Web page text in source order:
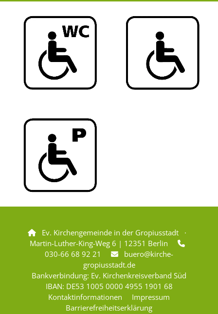

Ev. Kirchengemeinde in der Gropiusstadt ·
Martin-Luther-King-Weg 6 | 12351 Berlin

030-66 68 92 21 
buero@kirche-
gropiusstadt.de
Bankverbindung: Ev. Kirchenkreisverband Süd
IBAN: DE53 1005 0000 4955 1901 68
Kontaktinformationen
Impressum
Barrierefreiheitserklärung